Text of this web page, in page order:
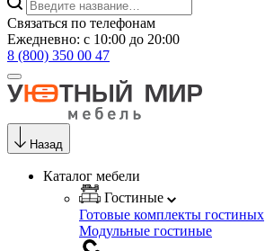
Связаться по телефонам
Ежедневно: с 10:00 до 20:00
8 (800) 350 00 47
Назад
Каталог мебели
Гостиные
Готовые комплекты гостиных
Модульные гостиные